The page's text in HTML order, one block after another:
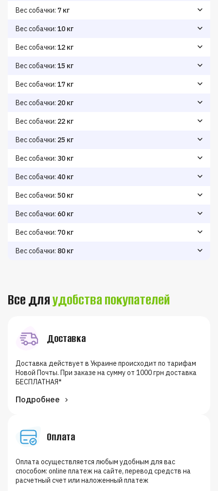
Снижение веса
Поддержание веса
Набор веса
Вес собачки: 7 кг
Снижение веса
Поддержание веса
Набор веса
Вес собачки: 10 кг
Снижение веса
Поддержание веса
Набор веса
Вес собачки: 12 кг
Снижение веса
Поддержание веса
Набор веса
Вес собачки: 15 кг
Снижение веса
Поддержание веса
Набор веса
Вес собачки: 17 кг
Снижение веса
Поддержание веса
Набор веса
Вес собачки: 20 кг
Снижение веса
Поддержание веса
Набор веса
Вес собачки: 22 кг
Снижение веса
Поддержание веса
Набор веса
Вес собачки: 25 кг
Снижение веса
Поддержание веса
Набор веса
Вес собачки: 30 кг
Снижение веса
Поддержание веса
Набор веса
Вес собачки: 40 кг
Снижение веса
Поддержание веса
Набор веса
Вес собачки: 50 кг
Снижение веса
Поддержание веса
Набор веса
Вес собачки: 60 кг
Снижение веса
Поддержание веса
Набор веса
Вес собачки: 70 кг
Снижение веса
Поддержание веса
Набор веса
Вес собачки: 80 кг
Все дляудобства покупателей
Доставка
Доставка действует в Украине происходит по тарифам
Новой Почты. При заказе на сумму от 1000 грн доставка
БЕСПЛАТНАЯ*
Подробнее
Оплата
Оплата осуществляется любым удобным для вас
способом: online платеж на сайте, перевод средств на
расчетный счет или наложенный платеж